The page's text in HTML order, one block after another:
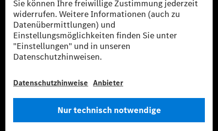
* Inkl. EKOenergy Ökolabel
* Die angegebenen Werte wurden nach dem vorgeschriebenen
Messverfahren WLTP (Worldwide harmonised Light vehicles Test
Procedure) ermittelt. Die angegebenen Spannweiten beziehen sich auf
den europäischen Markt. Der Energieverbrauch und der CO₂-Ausstoß
eines Pkw sind nicht nur von der effizienten Ausnutzung des Kraftstoffs
bzw. des Energieträgers durch den Pkw, sondern auch vom Fahrstil und
** Der Stromverbrauch wurde auf der Grundlage der VO 692/2008/EG
Fahrzeugkonfiguration.
*** Angaben zum Stromverbrauch und zur Reichweite sind vorläufig und
wurden intern nach Maßgabe der Zertifizierungsmethode „WLTP-